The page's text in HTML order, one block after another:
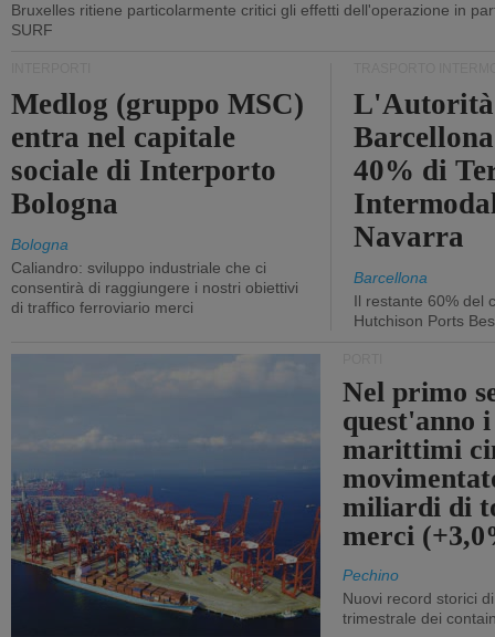
Bruxelles ritiene particolarmente critici gli effetti dell'operazione in
SURF
Medlog (gruppo MSC)
entra nel capitale
sociale di Interporto
Bologna
Bologna
Caliandro: sviluppo industriale che ci
consentirà di raggiungere i nostri obiettivi
di traffico ferroviario merci
40% di
Navarra
Barcellona
Il restante 60% del
Hutchison Ports
Nel primo
quest'anno
marittimi
miliardi di
merci
Pechino
Nuovi record storici
trimestrale dei